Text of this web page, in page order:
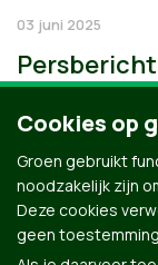
03 juni 2025
Cookies op
Groen gebruikt
noodzakelijk zijn
Deze cookies
geen